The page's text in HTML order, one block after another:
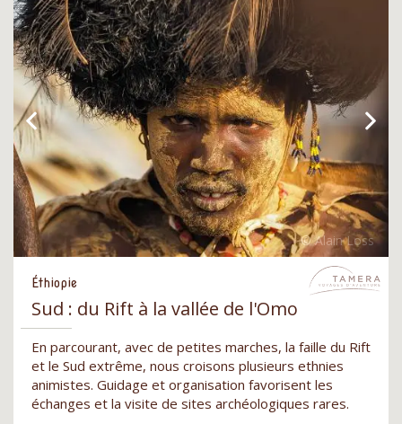
Éthiopie
Sud : du Rift à la vallée de l'Omo
En parcourant, avec de petites marches, la faille du Rift
et le Sud extrême, nous croisons plusieurs ethnies
animistes. Guidage et organisation favorisent les
échanges et la visite de sites archéologiques rares.